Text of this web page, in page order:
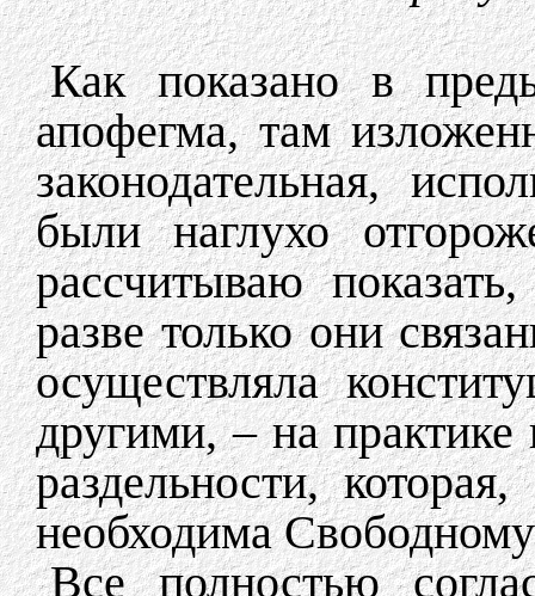
Как показано в
апофегма, там
законодательная,
были наглухо
рассчитываю
разве только они
осуществляла
другими, – на практике
раздельности,
необходима
Все полностью